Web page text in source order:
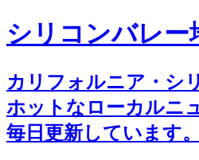
シリコンバレー
カリフォルニア・シ
ホットなローカルニ
毎日更新しています。